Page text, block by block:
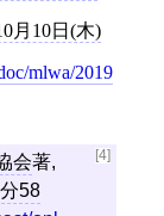
月10日(木)
mlwa/2019
[4]
会著,
58